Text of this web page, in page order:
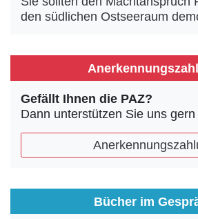
den südlichen Ostseeraum
Gefällt Ihnen die PAZ?
Dann unterstützen Sie uns
Bücher im